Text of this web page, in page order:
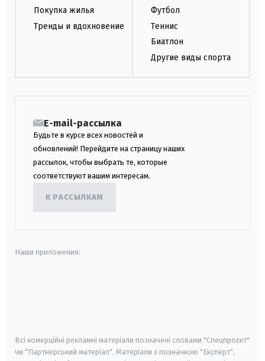
Покупка жилья
Тренды и вдохновение
Футбол
Теннис
Биатлон
Другие виды спорта
E-mail-рассылка
Будьте в курсе всех новостей и
обновлений! Перейдите на страницу наших
рассылок, чтобы выбрать те, которые
соответствуют вашим интересам.
К РАССЫЛКАМ
Наши приложения:
Всі комерційні рекламні матеріали позначені словами "Спецпроєкт"
чи "Партнерський матеріал". Матеріали з позначкою "Експерт",